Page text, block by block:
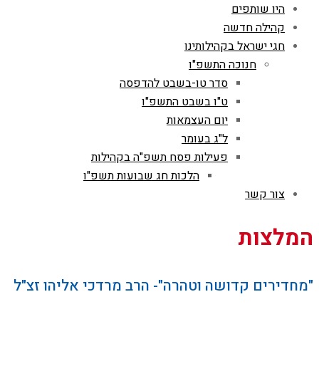
היו שותפים
קהילה חדשה
חגי ישראל בקהילותינו
חנוכה התשפ"ו
סדר טו-בשבט להדפסה
ט"ו בשבט התשפ"ו
יום העצמאות
ל"ג בעומר
פעילות פסח תשפ"ה בקהילות
הלכות חג שבועות תשפ"ו
צור קשר
המלצות
"מחדירים קדושה וטהרה"- הרב מרדכי אליהו זצ"ל